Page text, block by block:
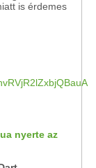
is érdemes
nyerte az